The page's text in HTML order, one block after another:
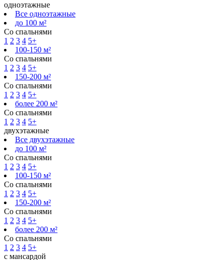
одноэтажные
Все одноэтажные
до 100 м²
Со спальнями
1 2 3 4 5+
100-150 м²
Со спальнями
1 2 3 4 5+
150-200 м²
Со спальнями
1 2 3 4 5+
более 200 м²
Со спальнями
1 2 3 4 5+
двухэтажные
Все двухэтажные
до 100 м²
Со спальнями
1 2 3 4 5+
100-150 м²
Со спальнями
1 2 3 4 5+
150-200 м²
Со спальнями
1 2 3 4 5+
более 200 м²
Со спальнями
1 2 3 4 5+
с мансардой